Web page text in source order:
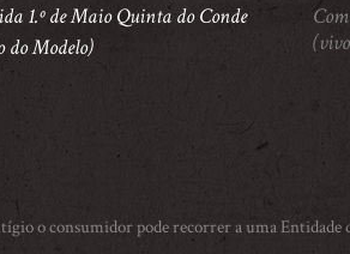
1.º de Maio Quinta do Conde
do Modelo)
o consumidor pode recorrer a uma